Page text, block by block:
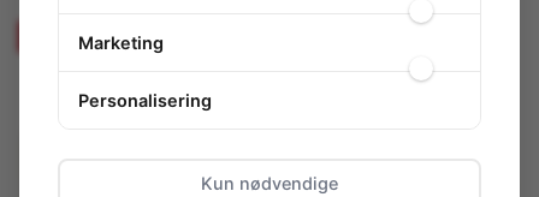
Produktet udgår - Sælges så længe lager haves!
Marketing
Personalisering
Kun nødvendige